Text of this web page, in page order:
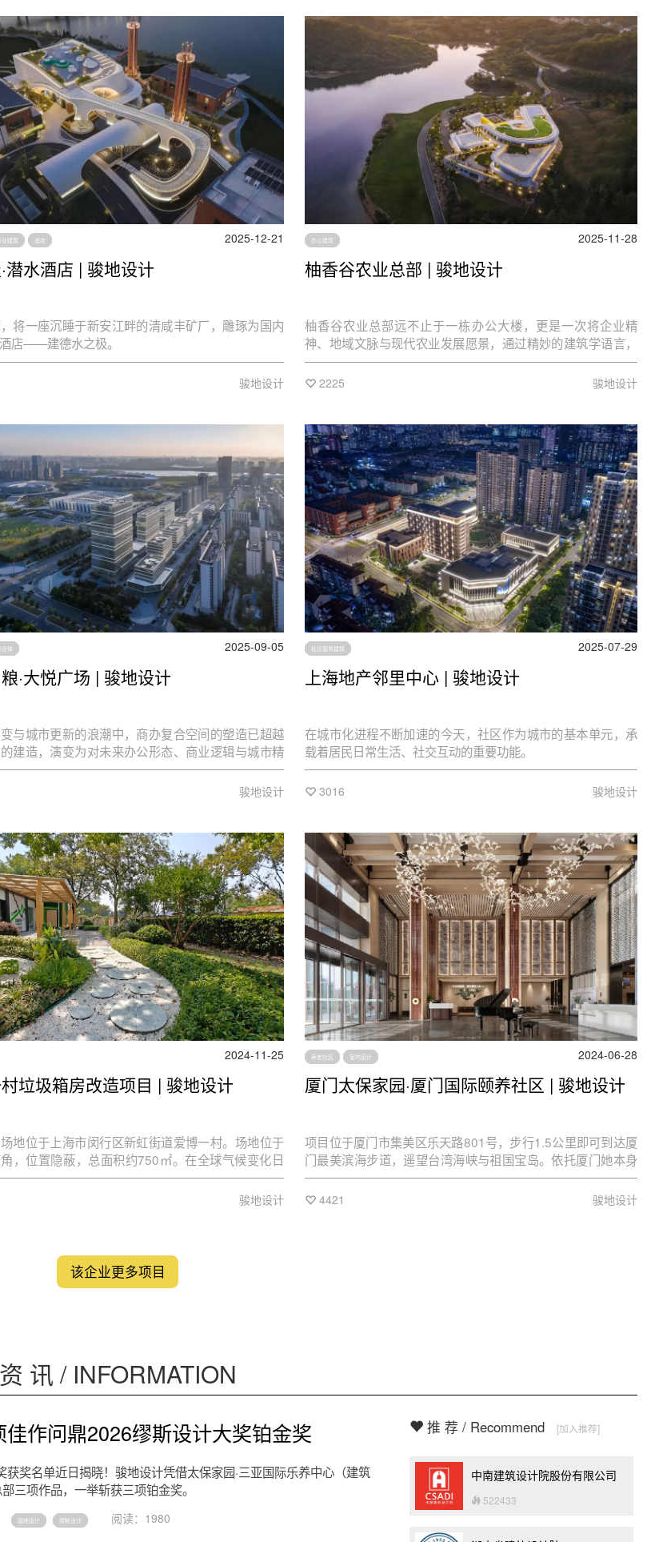
业建筑 酒店 2025-12-21
潜水酒店 | 骏地设计
将一座沉睡于新安江畔的清咸丰矿厂，雕琢为国内
店——建德水之极。
骏地设计
办公建筑 2025-11-28
柚香谷农业总部 | 骏地设计
柚香谷农业总部远不止于一栋办公大楼，更是一次将企业精
神、地域文脉与现代农业发展愿景，通过精妙的建筑学语言，
进行转译、整合与升华的综合性实践。
2225 骏地设计
合体 2025-09-05
·大悦广场 | 骏地设计
与城市更新的浪潮中，商办复合空间的塑造已超越
建造，演变为对未来办公形态、商业逻辑与城市精
话。
骏地设计
社区服务建筑 2025-07-29
上海地产邻里中心 | 骏地设计
在城市化进程不断加速的今天，社区作为城市的基本单元，承
载着居民日常生活、社交互动的重要功能。
3016 骏地设计
2024-11-25
垃圾箱房改造项目 | 骏地设计
地位于上海市闵行区新虹街道爱博一村。场地位于
，位置隐蔽，总面积约750㎡。在全球气候变化日
景下，推动社区的双碳（碳中和和碳减排）建设显
。爱博一村垃圾箱房改造项目，旨在通过提升居民
骏地设计
养老社区 室内设计 2024-06-28
厦门太保家园·厦门国际颐养社区 | 骏地设计
项目位于厦门市集美区乐天路801号，步行1.5公里即可到达厦
门最美滨海步道，遥望台湾海峡与祖国宝岛。依托厦门她本身
那无须赘述的松弛感、独特的海滨南洋建筑，丰富的闽南非遗
民俗文化，创造具有闽南文化印记的旅居养老社区，不仅是完
4421 骏地设计
该企业更多项目
资 讯 / INFORMATION
作问鼎2026缪斯设计大奖铂金奖
奖名单近日揭晓！骏地设计凭借太保家园·三亚国际乐养中心（建筑
三项作品，一举斩获三项铂金奖。
骏地设计 缪斯设计 阅读：1980
推 荐 / Recommend [加入推荐]
中南建筑设计院股份有限公司
522433